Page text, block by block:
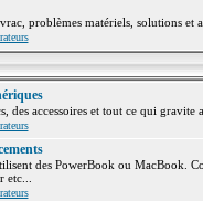
problèmes matériels, solutions et
des accessoires et tout ce qui
des PowerBook ou MacBook.